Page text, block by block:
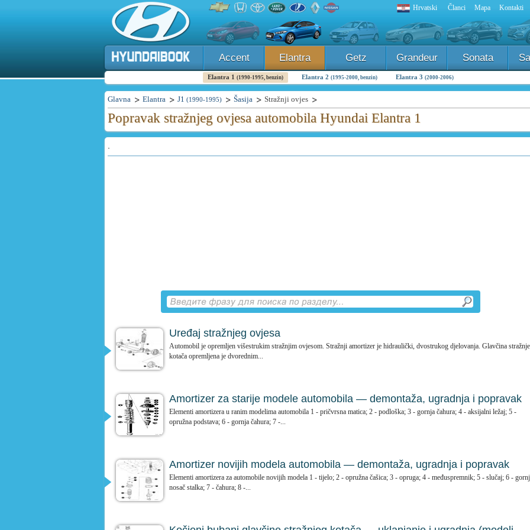
Hrvatski Članci Mapa Kontakti
Accent Elantra Getz Grandeur Sonata
Elantra 1 (1990-1995, benzin) Elantra 2 (1995-2000, benzin) Elantra 3 (2000-2006)
Glavna Elantra J1 (1990-1995) Šasija Stražnji ovjes
Popravak stražnjeg ovjesa automobila Hyundai Elantra 1
Uređaj stražnjeg ovjesa
Automobil je opremljen višestrukim stražnjim ovjesom. Stražnji amortizer je hidraulički, dvostrukog djelovanja. Glavčina
kotača opremljena je dvorednim...
Amortizer za starije modele automobila — demontaža, ugradnja i popravak
Elementi amortizera u ranim modelima automobila 1 - pričvrsna matica; 2 - podloška; 3 - gornja čahura; 4 - aksijalni ležaj; 5 -
opružna podstava; 6 - gornja čahura; 7 -...
Amortizer novijih modela automobila — demontaža, ugradnja i popravak
Elementi amortizera za automobile novijih modela 1 - tijelo; 2 - opružna čašica; 3 - opruga; 4 - međuspremnik; 5 - slučaj; 6 -
nosač stalka; 7 - čahura; 8 -...